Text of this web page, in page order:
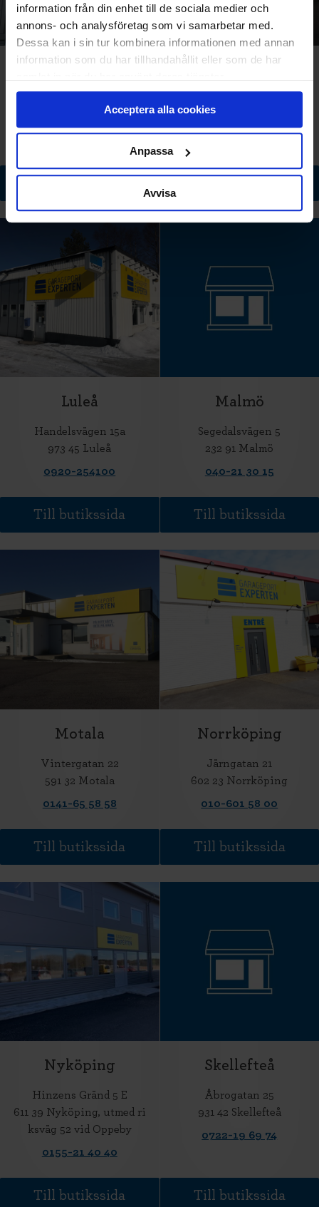
information från din enhet till de sociala medier och
annons- och analysföretag som vi samarbetar med.
Dessa kan i sin tur kombinera informationen med annan
information som du har tillhandahållit eller som de har
Acceptera alla cookies
Anpassa
Avvisa
434 42 Kungsbacka
582 73 Linköping
Luleå
Handelsvägen 15a
973 45 Luleå
0920-254100
Till butikssida
Malmö
Segedalsvägen 5
232 91 Malmö
040-21 30 15
Till butikssida
Motala
Vintergatan 22
591 32 Motala
0141-65 58 58
Till butikssida
Norrköping
Järngatan 21
602 23 Norrköping
010-601 58 00
Till butikssida
Nyköping
Hinzens Gränd 5 E
611 39 Nyköping, utmed ri
ksväg 52 vid Oppeby
0155-21 40 40
Till butikssida
Skellefteå
Åbrogatan 25
931 42 Skellefteå
0722-19 69 74
Till butikssida